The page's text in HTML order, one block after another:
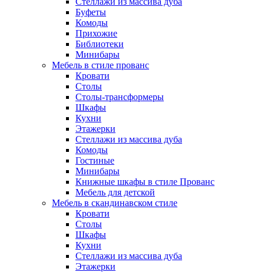
Буфеты
Комоды
Прихожие
Библиотеки
Минибары
Мебель в стиле прованс
Кровати
Столы
Столы-трансформеры
Шкафы
Кухни
Этажерки
Стеллажи из массива дуба
Комоды
Гостиные
Минибары
Книжные шкафы в стиле Прованс
Мебель для детской
Мебель в скандинавском стиле
Кровати
Столы
Шкафы
Кухни
Стеллажи из массива дуба
Этажерки